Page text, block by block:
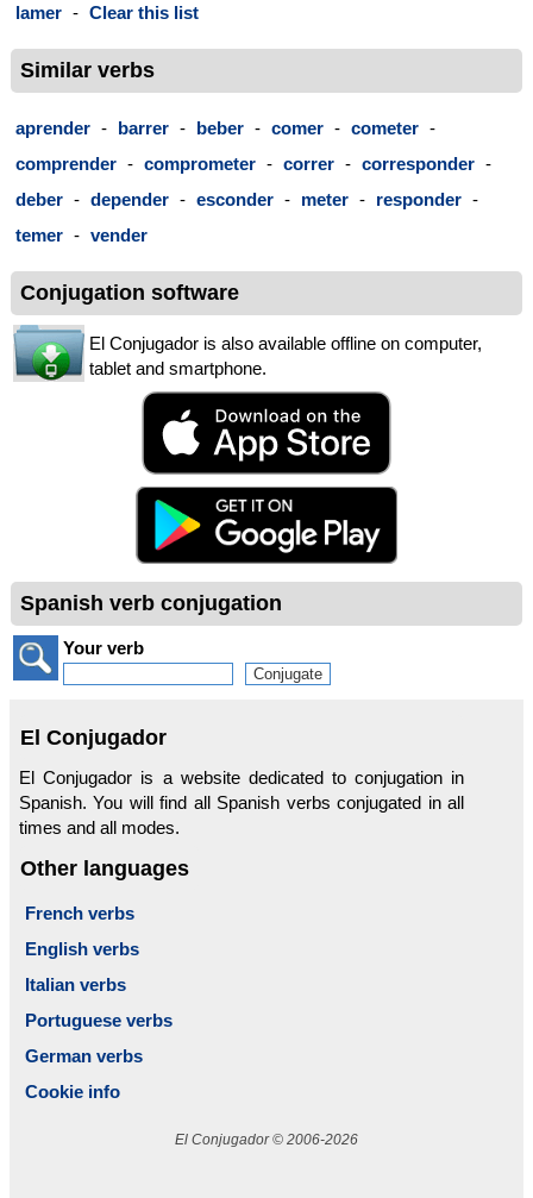
lamer - Clear this list
Similar verbs
aprender - barrer - beber - comer - cometer -
comprender - comprometer - correr - corresponder -
deber - depender - esconder - meter - responder -
temer - vender
Conjugation software
El Conjugador is also available offline on computer,
tablet and smartphone.
Spanish verb conjugation
Your verb
El Conjugador
El Conjugador is a website dedicated to conjugation in
Spanish. You will find all Spanish verbs conjugated in all
times and all modes.
Other languages
French verbs
English verbs
Italian verbs
Portuguese verbs
German verbs
Cookie info
El Conjugador © 2006-2026